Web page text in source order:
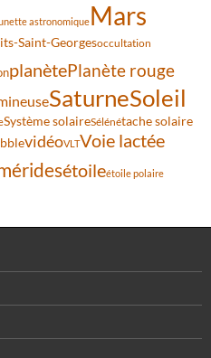
astronomiqueMars
Saint-Georgesoccultation
planètePlanète rouge
SaturneSoleil
Système solaireSélénétache solaire
vidéoVLTVoie lactée
étoileétoile polaire